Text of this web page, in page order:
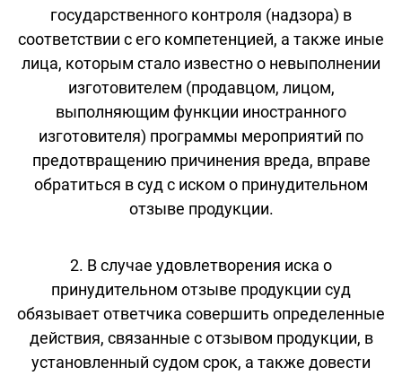
государственного контроля (надзора) в
соответствии с его компетенцией, а также иные
лица, которым стало известно о невыполнении
изготовителем (продавцом, лицом,
выполняющим функции иностранного
изготовителя) программы мероприятий по
предотвращению причинения вреда, вправе
обратиться в суд с иском о принудительном
отзыве продукции.
2. В случае удовлетворения иска о
принудительном отзыве продукции суд
обязывает ответчика совершить определенные
действия, связанные с отзывом продукции, в
установленный судом срок, а также довести